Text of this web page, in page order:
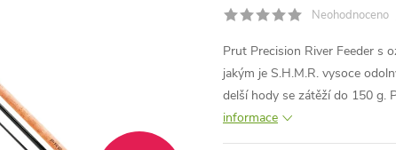
Neohodnoceno
Prut Precision River Feeder s
jakým je S.H.M.R. vysoce
delší hody se zátěží do 150 g.
informace